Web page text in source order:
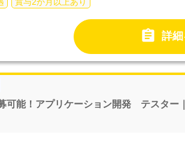
 詳
可能！アプリケーション開発 テスター